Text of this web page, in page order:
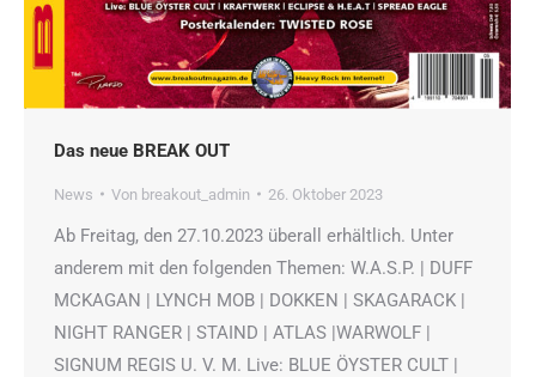
Das neue BREAK OUT
News Von breakout_admin 26. Oktober 2023
Ab Freitag, den 27.10.2023 überall erhältlich. Unter
anderem mit den folgenden Themen: W.A.S.P. | DUFF
MCKAGAN | LYNCH MOB | DOKKEN | SKAGARACK |
NIGHT RANGER | STAIND | ATLAS |WARWOLF |
SIGNUM REGIS U. V. M. Live: BLUE ÖYSTER CULT |